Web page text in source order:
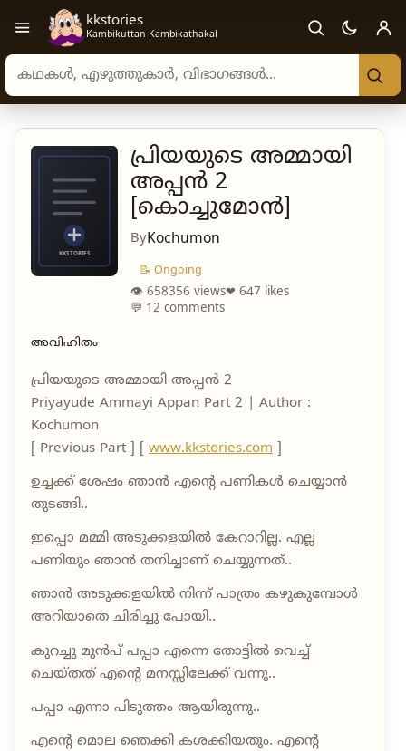
Open navigation menu
kkstories
Kambikuttan Kambikathakal
Search stories, authors, and categories
പ്രിയയുടെ അമ്മായി
അപ്പൻ 2
[കൊച്ചുമോൻ]
ByKochumon
📝 Ongoing
👁 658356 views❤ 647 likes
💬 12 comments
അവിഹിതം
പ്രിയയുടെ അമ്മായി അപ്പൻ 2
Priyayude Ammayi Appan Part 2 | Author :
Kochumon
[ Previous Part ] [ www.kkstories.com
ഉച്ചക്ക് ശേഷം ഞാൻ എന്റെ പണികൾ ചെയ്യാൻ
തുടങ്ങി..
ഇപ്പൊ മമ്മി അടുക്കളയിൽ കേറാറില്ല. എല്ല
പണിയും ഞാൻ തനിച്ചാണ് ചെയ്യുന്നത്..
ഞാൻ അടുക്കളയിൽ നിന്ന് പാത്രം കഴുകുമ്പോൾ
അറിയാതെ ചിരിച്ചു പോയി..
കുറച്ചു മുൻപ് പപ്പാ എന്നെ തോട്ടിൽ വെച്ച്
ചെയ്തത് എന്റെ മനസ്സിലേക്ക് വന്നു..
പപ്പാ എന്നാ പിടുത്തം ആയിരുന്നു..
എന്റെ മൊല ഞെക്കി കശക്കിയതും. എന്റെ